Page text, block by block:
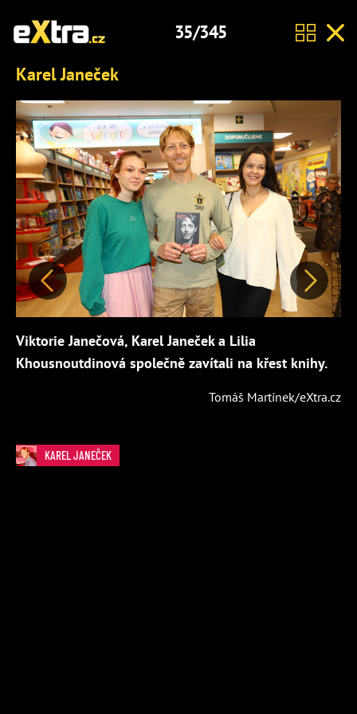
35/345
Karel Janeček
Předchozí Další
Viktorie Janečová, Karel Janeček a Lilia
Khousnoutdinová společně zavítali na křest knihy.
Tomáš Martínek/eXtra.cz
KAREL JANEČEK